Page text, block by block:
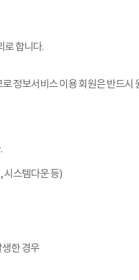
로 합니다.
정보서비스 이용 회원은 반드시
시스템다운 등)
한 경우